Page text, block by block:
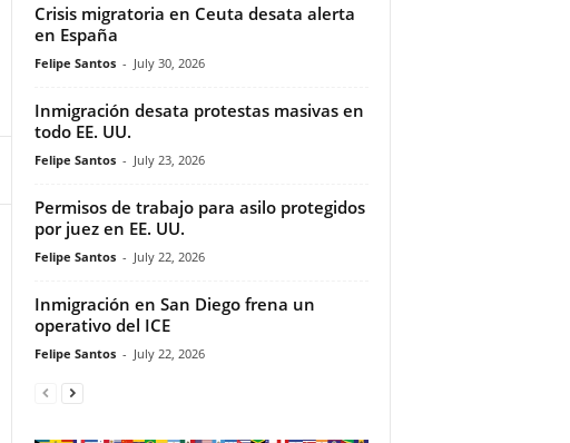
Crisis migratoria en Ceuta desata alerta
en España
Felipe Santos - July 30, 2026
Inmigración desata protestas masivas en
todo EE. UU.
Felipe Santos - July 23, 2026
Permisos de trabajo para asilo protegidos
por juez en EE. UU.
Felipe Santos - July 22, 2026
Inmigración en San Diego frena un
operativo del ICE
Felipe Santos - July 22, 2026